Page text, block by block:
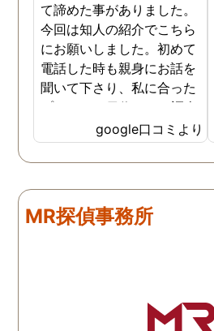
て諦めた事がありました。
今回は知人の紹介でこちら
にお願いしました。初めて
電話した時も親身にお話を
聞いて下さり、私に合った
プランで15日位かけて調査
してもらいました。 噂通り
調査も細かく、こんな所ま
でしっかり撮ってくれたん
拠で旦那と今後の話しが早
く進みそうです。また結果
かり注意してくださる方で
した。本当に感謝してま
google口コミより
MR探偵事務所